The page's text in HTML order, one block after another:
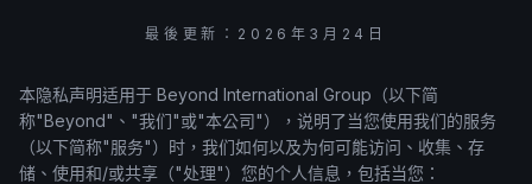
EB-5 百科
關於我們
聯絡我們
最後更新：2026年3月24日
本隐私声明适用于 Beyond International Group（以下简
称"Beyond"、"我们"或"本公司"），说明了当您使用我们的服务
（以下简称"服务"）时，我们如何以及为何可能访问、收集、存
储、使用和/或共享（"处理"）您的个人信息，包括当您：